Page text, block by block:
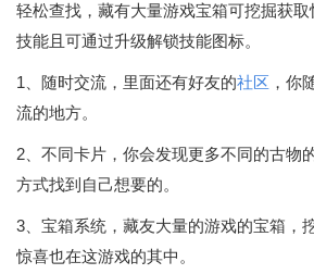
轻松查找，藏有大量游戏宝箱可挖掘获
技能且可通过升级解锁技能图标。
1、随时交流，里面还有好友的社区 ，你
流的地方。
2、不同卡片，你会发现更多不同的古物
方式找到自己想要的。
3、宝箱系统，藏友大量的游戏的宝箱，
惊喜也在这游戏的其中。